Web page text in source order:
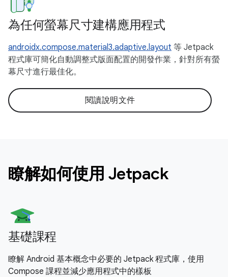
為任何螢幕尺寸建構應用程式
androidx.compose.material3.adaptive.layout 等 Jetpack
程式庫可簡化自動調整式版面配置的開發作業，針對所有螢
幕尺寸進行最佳化。
閱讀說明文件
瞭解如何使用 Jetpack
基礎課程
瞭解 Android 基本概念中必要的 Jetpack 程式庫，使用
Compose 課程並減少應用程式中的樣板